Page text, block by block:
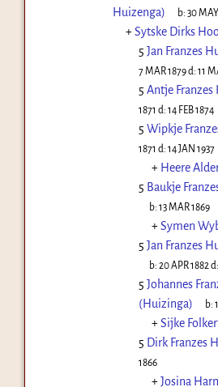
Huizenga)
b:30
+Sytske Dirks
5 Jan Franzes
7 MAR 1879d: 11
5 Antje Franzes
1871 d: 14 FEB 1874
5 Wipkje
1871 d: 14 JAN 1937
+ Heere
5 Baukje
b:13 MAR 1869
+Symen
5 Jan Franzes
b:20 APR 1882 d:
5 Johannes
(Huizinga)
b:
+Sijke
5 Dirk Franzes
1866
+Josina